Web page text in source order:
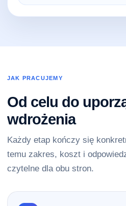
JAK PRACUJEMY
Od celu do
wdrożenia
Każdy etap kończy się
temu zakres, koszt i
czytelne dla obu stron.